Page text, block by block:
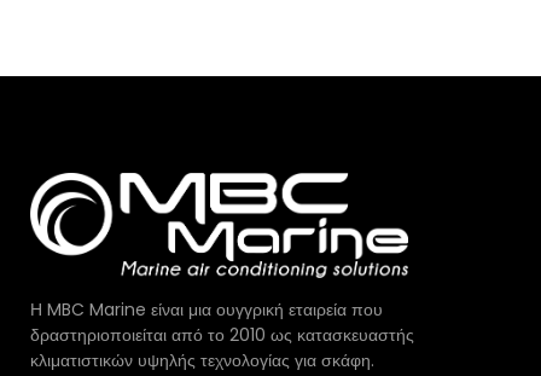
Η MBC Marine είναι μια ουγγρική εταιρεία που
δραστηριοποιείται από το 2010 ως κατασκευαστής
κλιματιστικών υψηλής τεχνολογίας για σκάφη.